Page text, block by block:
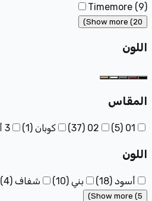
Timemore (9)
Show more (20)
اللون
المقاس
01
(
5
)
02
(
37
) كوبان (
1
) 3 أكواب
اللون
أسود (
18
) بني (
10
) شفاف (
4
)
Show more (5)